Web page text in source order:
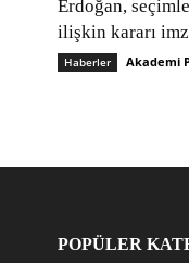
Erdoğan,
ilişkin kararı
Haberler Akademi
POPÜLER